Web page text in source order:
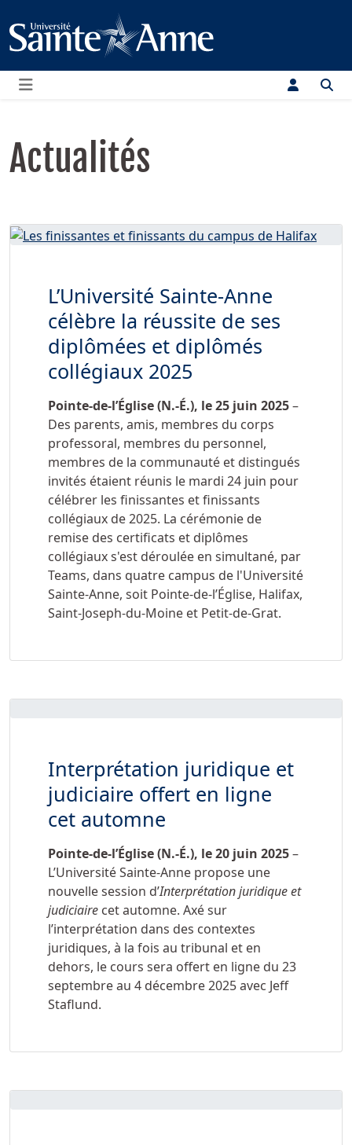
Menu
Actualités
L’Université Sainte-Anne
célèbre la réussite de ses
diplômées et diplômés
collégiaux 2025
Pointe-de-l’Église (N.-É.), le25 juin 2025–
Des parents, amis, membres du corps
professoral, membres du personnel,
membres de la communauté et distingués
invités étaient réunis le mardi 24 juin pour
célébrer les finissantes et finissants
collégiaux de 2025. La cérémonie de
remise des certificats et diplômes
collégiaux s'est déroulée en simultané, par
Teams, dans quatre campus de l'Université
Sainte-Anne, soit Pointe-de-l’Église, Halifax,
Saint-Joseph-du-Moine et Petit-de-Grat.
Interprétation juridique et
judiciaire offert en ligne
cet automne
Pointe-de-l’Église (N.-É.), le20 juin 2025–
L’Université Sainte-Anne propose une
nouvelle session d’Interprétation juridique et
judiciaire cet automne. Axé sur
l’interprétation dans des contextes
juridiques, à la fois au tribunal et en
dehors, le cours sera offert en ligne du 23
septembre au 4 décembre 2025 avec Jeff
Staflund.